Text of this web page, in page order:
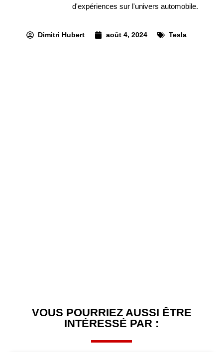
d'expériences sur l'univers automobile.
Dimitri Hubert août 4, 2024 Tesla
VOUS POURRIEZ AUSSI ÊTRE
INTÉRESSÉ PAR :